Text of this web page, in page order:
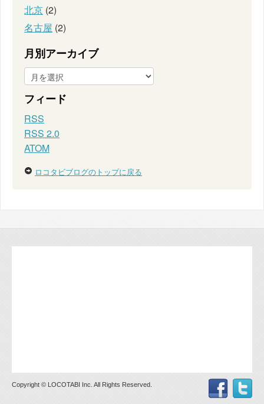
北京 (2)
名古屋 (2)
月別アーカイブ
フィード
RSS
RSS 2.0
ATOM
ロコタビブログのトップに戻る
Copyright © LOCOTABI Inc. All Rights Reserved.